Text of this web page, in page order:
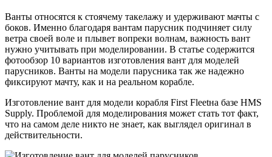
Ванты относятся к стоячему такелажу и удерживают мачты с
боков. Именно благодаря вантам парусник подчиняет силу
ветра своей воле и плывет вопреки волнам, важность вант
нужно учитывать при моделировании. В статье содержится
фотообзор 10 вариантов изготовления вант для моделей
парусников. Ванты на модели парусника так же надежно
фиксируют мачту, как и на реальном корабле.
Изготовление вант для модели корабля First Fleetна базе HMS
Supply. Проблемой для моделирования может стать тот факт,
что на самом деле никто не знает, как выглядел оригинал в
действительности.